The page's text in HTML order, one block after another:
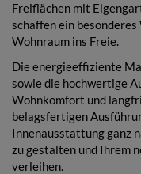
Freiflächen mit
schaffen ein
Wohnraum ins Freie.
Die energieeffiziente
sowie die hochwertige
Wohnkomfort und
belagsfertigen
Innenausstattung ganz
zu gestalten und Ihrem
verleihen.